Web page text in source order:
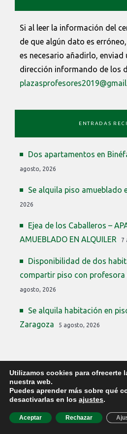
Si al leer la información del
de que algún dato es
es necesario añadirlo, enviad
dirección informando de los
ENTRADAS
Dos apartamentos en
agosto, 2026
Se alquila piso amueblado
2026
Ejea de los Caballeros –
AMUEBLADO EN ALQUILER
7
Disponibilidad de dos
compartir piso con profesora
agosto, 2026
Se alquila habitación en
Zaragoza
5 agosto, 2026
COPYRIGHT © 2026 PLAZAS
Utilizamos cookies para ofrecerte
nuestra web.
Puedes aprender más sobre qué
desactivarlas en los ajustes.
Aceptar Rechazar